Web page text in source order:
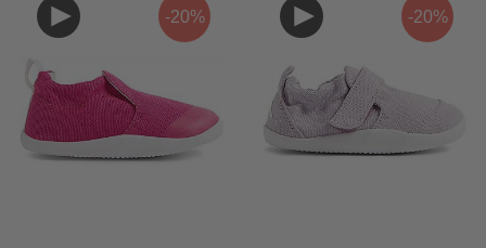
-20% -20%